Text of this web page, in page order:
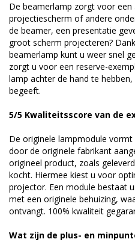
De beamerlamp zorgt voor
projectiescherm of andere
de beamer, een presentatie
groot scherm projecteren?
beamerlamp kunt u weer snel
zorgt u voor een reserve-
lamp achter de hand te
begeeft.
5/5 Kwaliteitsscore van de
De originele lampmodule
door de originele fabrikant
origineel product, zoals
kocht. Hiermee kiest u voor
projector. Een module bestaat
met een originele behuizing,
ontvangt. 100% kwaliteit
Wat zijn de plus- en